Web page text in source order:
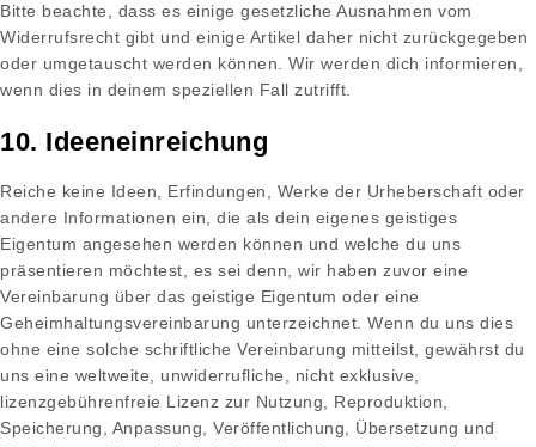
Bitte beachte, dass es einige gesetzliche Ausnahmen vom
Widerrufsrecht gibt und einige Artikel daher nicht zurückgegeben
oder umgetauscht werden können. Wir werden dich informieren,
wenn dies in deinem speziellen Fall zutrifft.
10. Ideeneinreichung
Reiche keine Ideen, Erfindungen, Werke der Urheberschaft oder
andere Informationen ein, die als dein eigenes geistiges
Eigentum angesehen werden können und welche du uns
präsentieren möchtest, es sei denn, wir haben zuvor eine
Vereinbarung über das geistige Eigentum oder eine
Geheimhaltungsvereinbarung unterzeichnet. Wenn du uns dies
ohne eine solche schriftliche Vereinbarung mitteilst, gewährst du
uns eine weltweite, unwiderrufliche, nicht exklusive,
lizenzgebührenfreie Lizenz zur Nutzung, Reproduktion,
Speicherung, Anpassung, Veröffentlichung, Übersetzung und